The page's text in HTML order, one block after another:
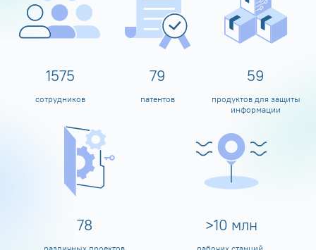
1600
сотрудников
80
патентов
60
продуктов для защиты
информации
80 >10 млн